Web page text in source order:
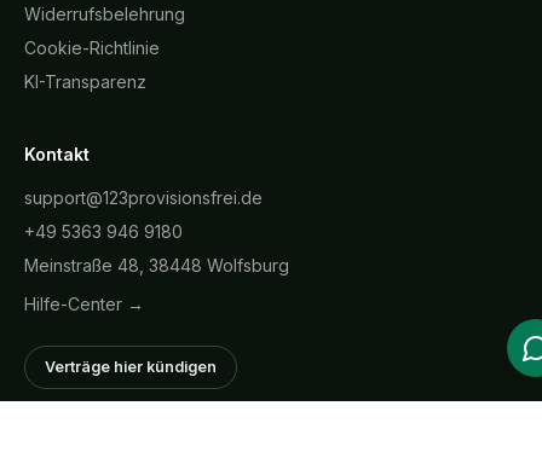
Widerrufsbelehrung
Cookie-Richtlinie
KI-Transparenz
Kontakt
support@123provisionsfrei.de
+49 5363 946 9180
Meinstraße 48, 38448 Wolfsburg
Hilfe-Center →
Verträge hier kündigen